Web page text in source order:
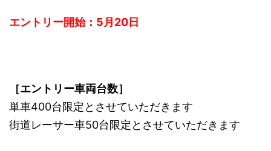
エントリー開始：5月20日
［エントリー車両台数］
単車400台限定とさせていただきます
街道レーサー車50台限定とさせていただきます